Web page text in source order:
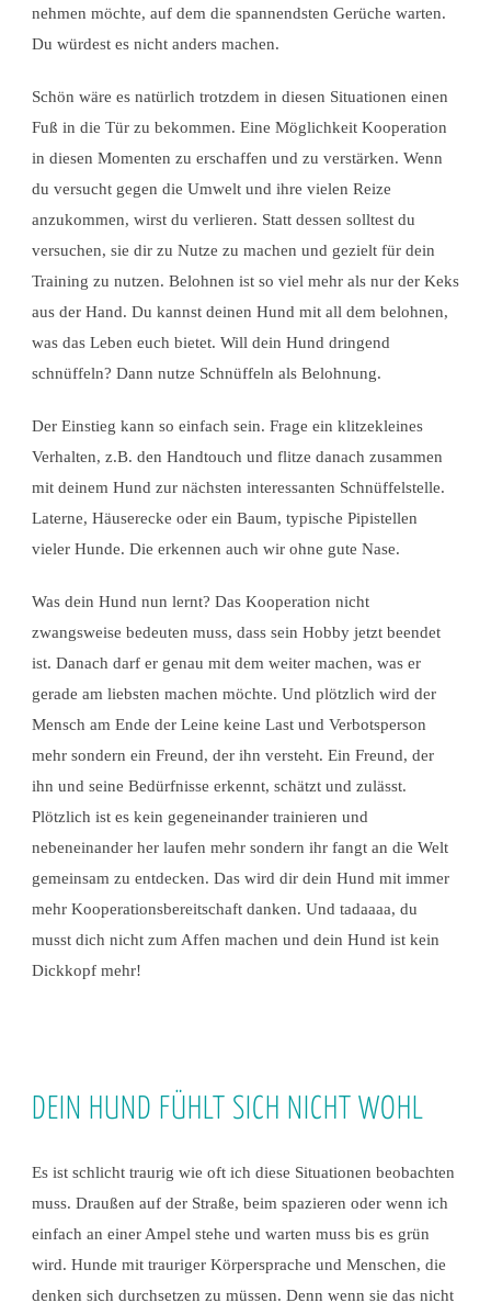
nehmen möchte, auf dem die spannendsten Gerüche warten.
Du würdest es nicht anders machen.
Schön wäre es natürlich trotzdem in diesen Situationen einen
Fuß in die Tür zu bekommen. Eine Möglichkeit Kooperation
in diesen Momenten zu erschaffen und zu verstärken. Wenn
du versucht gegen die Umwelt und ihre vielen Reize
anzukommen, wirst du verlieren. Statt dessen solltest du
versuchen, sie dir zu Nutze zu machen und gezielt für dein
Training zu nutzen. Belohnen ist so viel mehr als nur der Keks
aus der Hand. Du kannst deinen Hund mit all dem belohnen,
was das Leben euch bietet. Will dein Hund dringend
schnüffeln? Dann nutze Schnüffeln als Belohnung.
Der Einstieg kann so einfach sein. Frage ein klitzekleines
Verhalten, z.B. den Handtouch und flitze danach zusammen
mit deinem Hund zur nächsten interessanten Schnüffelstelle.
Laterne, Häuserecke oder ein Baum, typische Pipistellen
vieler Hunde. Die erkennen auch wir ohne gute Nase.
Was dein Hund nun lernt? Das Kooperation nicht
zwangsweise bedeuten muss, dass sein Hobby jetzt beendet
ist. Danach darf er genau mit dem weiter machen, was er
gerade am liebsten machen möchte. Und plötzlich wird der
Mensch am Ende der Leine keine Last und Verbotsperson
mehr sondern ein Freund, der ihn versteht. Ein Freund, der
ihn und seine Bedürfnisse erkennt, schätzt und zulässt.
Plötzlich ist es kein gegeneinander trainieren und
nebeneinander her laufen mehr sondern ihr fangt an die Welt
gemeinsam zu entdecken. Das wird dir dein Hund mit immer
mehr Kooperationsbereitschaft danken. Und tadaaaa, du
musst dich nicht zum Affen machen und dein Hund ist kein
Dickkopf mehr!
DEIN HUND FÜHLT SICH NICHT WOHL
Es ist schlicht traurig wie oft ich diese Situationen beobachten
muss. Draußen auf der Straße, beim spazieren oder wenn ich
einfach an einer Ampel stehe und warten muss bis es grün
wird. Hunde mit trauriger Körpersprache und Menschen, die
denken sich durchsetzen zu müssen. Denn wenn sie das nicht